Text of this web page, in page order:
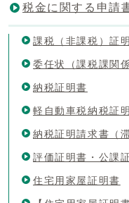
税金に関する申請
課税（非課税）証
委任状（課税課関
納税証明書
軽自動車税納税証
納税証明請求書（
評価証明書・公課
住宅用家屋証明書